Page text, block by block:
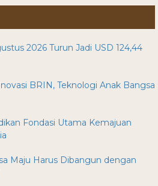
2026 Turun Jadi USD 124,44
BRIN, Teknologi Anak Bangsa
Fondasi Utama Kemajuan
Maju Harus Dibangun dengan